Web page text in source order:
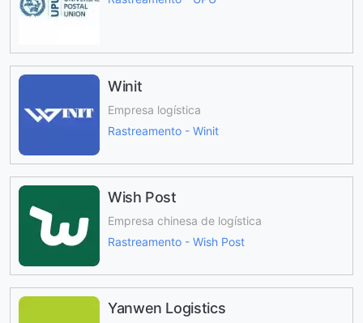
Winit
Empresa logística
Rastreamento - Winit
Wish Post
Empresa chinesa de logística
Rastreamento - Wish Post
Yanwen Logistics